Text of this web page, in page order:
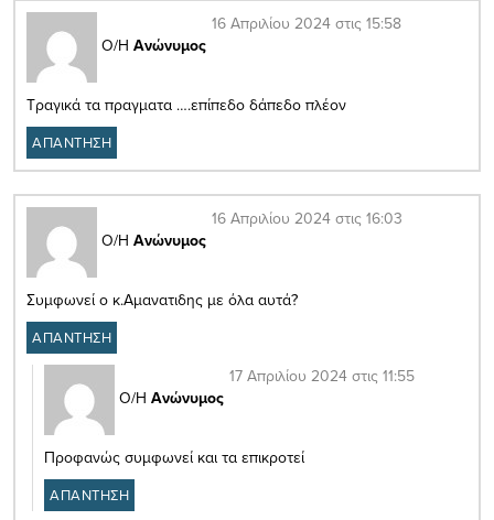
Ο/Η Ανώνυμος
16 Απριλίου 2024 στις 15:58
Τραγικά τα πραγματα ….επίπεδο δάπεδο πλέον
ΑΠΑΝΤΗΣΗ
Ο/Η Ανώνυμος
16 Απριλίου 2024 στις 16:03
Συμφωνεί ο κ.Αμανατιδης με όλα αυτά?
ΑΠΑΝΤΗΣΗ
Ο/Η Ανώνυμος
17 Απριλίου 2024 στις 11:55
Προφανώς συμφωνεί και τα επικροτεί
ΑΠΑΝΤΗΣΗ